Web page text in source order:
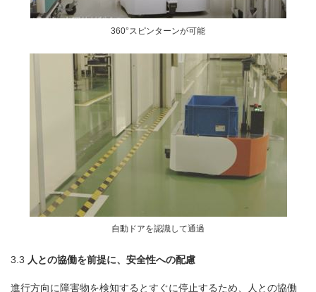
360°スピンターンが可能
自動ドアを認識して通過
3.3 人との協働を前提に、安全性への配慮
進行方向に障害物を検知するとすぐに停止するため、人との協働